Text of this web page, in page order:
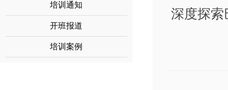
培训通知
开班报道
培训案例
深度探